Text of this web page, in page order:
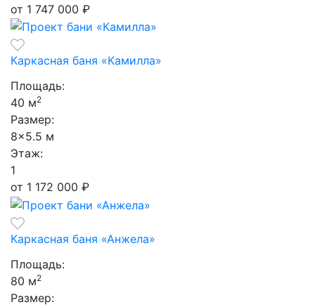
от 1 747 000 ₽
Каркасная баня «Камилла»
Площадь:
40 м2
Размер:
8×5.5 м
Этаж:
1
от 1 172 000 ₽
Каркасная баня «Анжела»
Площадь:
80 м2
Размер: